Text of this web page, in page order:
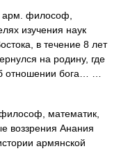
философ,
изучения наук
в течение 8 лет
на родину, где
отношении бога… …
математик,
воззрения Анания
армянской